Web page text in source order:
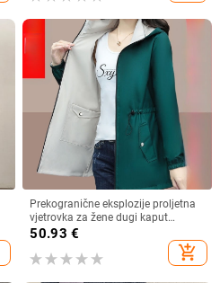
Prekogranične eksplozije proljetna
vjetrovka za žene dugi kaput
veleprodaja 2025 novi tanki kaput s
dvostrukim poklopcem za trbuh
veleprodaja
50.93 €
add_shopping_cart